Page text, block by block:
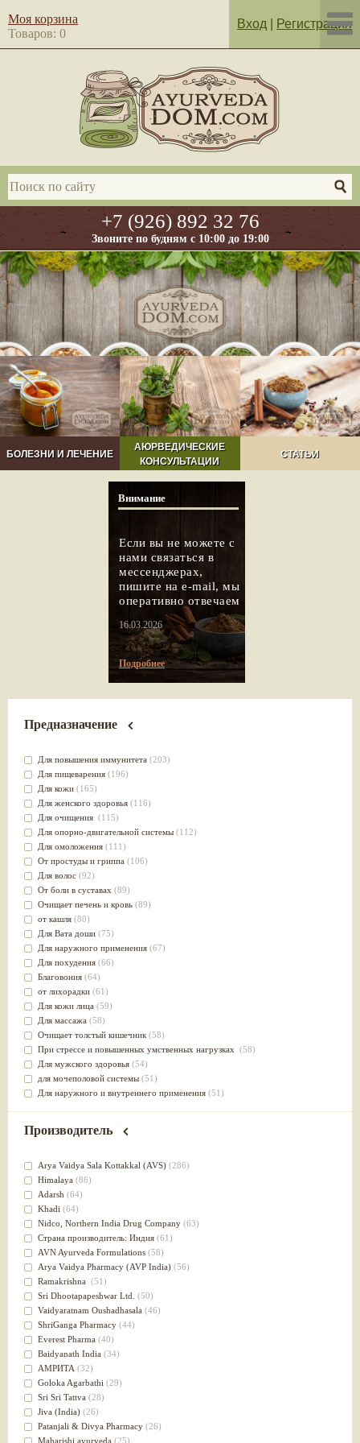
+7 (926) 892 32 76
Звоните по будням с 10:00 до 19:00
Моя корзина
Товаров: 0
Вход Регистрация
БОЛЕЗНИ И ЛЕЧЕНИЕ
АЮРВЕДИЧЕСКИЕ
КОНСУЛЬТАЦИИ
СТАТЬИ
Внимание
Если вы не можете с
нами связаться в
мессенджерах,
пишите на e-mail, мы
оперативно отвечаем
16.03.2026
Подробнее
Предназначение
Для повышения иммунитета (203)
Для пищеварения (196)
Для кожи (165)
Для женского здоровья (116)
Для очищения (115)
Для опорно-двигательной системы (112)
Для омоложения (111)
От простуды и гриппа (106)
Для волос (92)
От боли в суставах (89)
Очищает печень и кровь (89)
от кашля (80)
Для Вата доши (75)
Для наружного применения (67)
Для похудения (66)
Благовония (64)
от лихорадки (61)
Для кожи лица (59)
Для массажа (58)
Очищает толстый кишечник(58)
При стрессе и повышенных умственных нагрузках (58)
Для мужского здоровья (54)
для мочеполовой системы (51)
Для наружного и внутреннего применения (51)
Для стабилизации деятельности ЦНС
Лечит опухоли и отеки(46)
Для медитации
выводит токсины
Для здоровья печени
Для тела(39)
для очищения крови(38)
При диабете(38)
Антиоксидант(37)
Для Капха(Кафа) доши
От паразитов(37)
При расстройстве желудка (36)
Успокоительное(36)
Для глаз(34)
от геморроя(34)
Противовоспалительное
Для Питта доши(32)
Для сердца(32)
Для сосудов головного мозга
Для полости рта(32)
Дефицит железа(31)
Производитель
Arya Vaidya Sala Kottakkal (AVS) (286)
Himalaya (86)
Adarsh (64)
Khadi (64)
Nidсo, Northern India Drug Company (63)
Страна производитель: Индия (61)
AVN Ayurveda Formulations (58)
Arya Vaidya Pharmacy (AVP India) (56)
Ramakrishna (51)
Sri Dhootapapeshwar Ltd. (50)
Vaidyaratnam Oushadhasala (46)
ShriGanga Pharmacy (44)
Everest Pharma (40)
Baidyanath India (34)
АМРИТА (32)
Goloka Agarbathi (29)
Sri Sri Tattva (28)
Jiva (India) (26)
Patanjali & Divya Pharmacy (26)
Maharishi ayurveda (25)